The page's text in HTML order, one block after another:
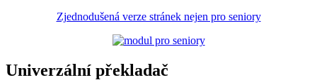
Zjednodušená verze stránek nejen pro seniory
Univerzální překladač